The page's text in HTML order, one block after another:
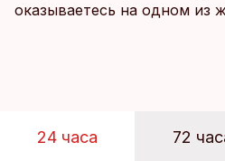
оказываетесь на одном из
24 часа 72